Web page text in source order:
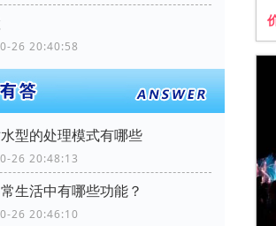
26 20:40:58
型的处理模式有哪些
26 20:48:13
生活中有哪些功能？
26 20:46:10